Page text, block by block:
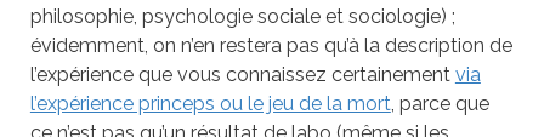
philosophie, psychologie sociale et sociologie) ;
évidemment, on n’en restera pas qu’à la description de
l’expérience que vous connaissez certainement via
l’expérience princeps ou le jeu de la mort , parce que